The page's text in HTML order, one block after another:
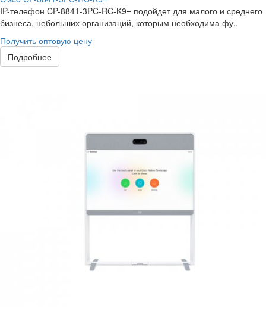
IP-телефон CP-8841-3PC-RC-K9= подойдет для малого и среднего
бизнеса, небольших организаций, которым необходима фу..
Получить оптовую цену
Подробнее